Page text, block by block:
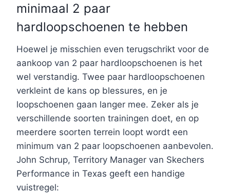
minimaal 2 paar
hardloopschoenen te hebben
Hoewel je misschien even terugschrikt voor de
aankoop van 2 paar hardloopschoenen is het
wel verstandig. Twee paar hardloopschoenen
verkleint de kans op blessures, en je
loopschoenen gaan langer mee. Zeker als je
verschillende soorten trainingen doet, en op
meerdere soorten terrein loopt wordt een
minimum van 2 paar loopschoenen aanbevolen.
John Schrup, Territory Manager van Skechers
Performance in Texas geeft een handige
vuistregel: